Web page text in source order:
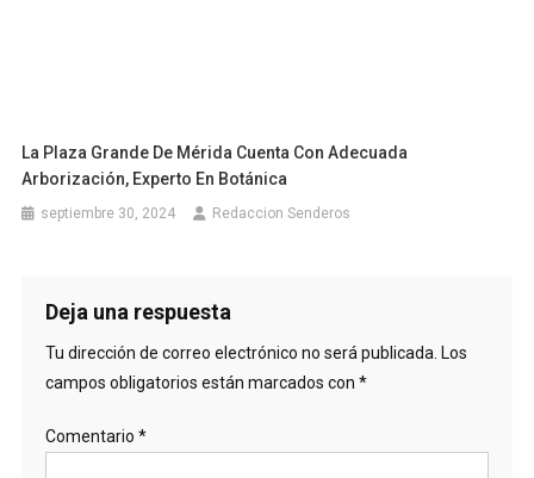
La Plaza Grande De Mérida Cuenta Con Adecuada
Arborización, Experto En Botánica
septiembre 30, 2024 Redaccion Senderos
Deja una respuesta
Tu dirección de correo electrónico no será publicada. Los
campos obligatorios están marcados con *
Comentario *